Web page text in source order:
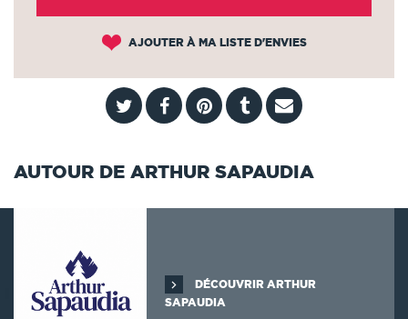
AJOUTER À MA LISTE D'ENVIES
AUTOUR DE ARTHUR SAPAUDIA
DÉCOUVRIR ARTHUR
SAPAUDIA